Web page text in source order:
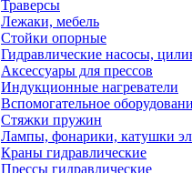
Траверсы
Лежаки, мебель
Стойки опорные
Гидравлические насосы,
Аксессуары для прессов
Индукционные нагреватели
Вспомогательное
Стяжки пружин
Лампы, фонарики, катушки
Краны гидравлические
Прессы гидравлические